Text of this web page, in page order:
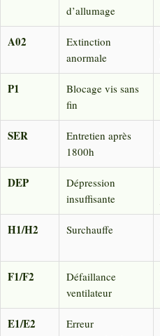
d’allumage
A02
Extinction
anormale
P1
Blocage vis sans
fin
SER
Entretien après
1800h
DEP
Dépression
insuffisante
H1/H2 Surchauffe
F1/F2
Défaillance
ventilateur
E1/E2
Erreur